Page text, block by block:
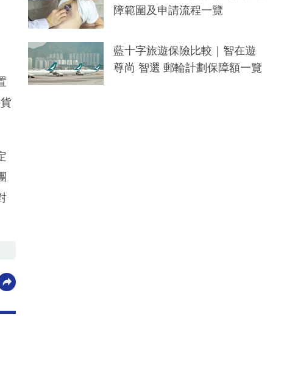
障範圍及申請流程一覽
藍十字旅遊保險比較｜智在遊
尊尚 智選 郵輪計劃保障額一覽